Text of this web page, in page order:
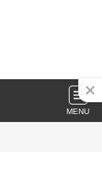
MENU